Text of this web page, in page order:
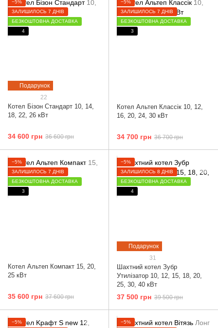
Подарунок
−5%
ЗАЛИШИЛОСЬ 7 ДНІВ
БЕЗКОШТОВНА ДОСТАВКА
4
22
Котел Бізон Cтандарт 10, 14,
18, 22, 26 кВт
34 600 грн 36 600 грн
−5%
ЗАЛИШИЛОСЬ 7 ДНІВ
БЕЗКОШТОВНА ДОСТАВКА
3
Котел Альтеп Классік 10, 12,
16, 20, 24, 30 кВт
34 700 грн 36 700 грн
−5%
ЗАЛИШИЛОСЬ 7 ДНІВ
БЕЗКОШТОВНА ДОСТАВКА
3
Котел Альтеп Компакт 15, 20,
25 кВт
35 600 грн 37 600 грн
Подарунок
−5%
ЗАЛИШИЛОСЬ 8 ДНІВ
БЕЗКОШТОВНА ДОСТАВКА
4
31
Шахтний котел Зубр
Утилізатор 10, 12, 15, 18, 20,
25, 30, 40 кВт
37 500 грн 39 500 грн
−5%
−5%